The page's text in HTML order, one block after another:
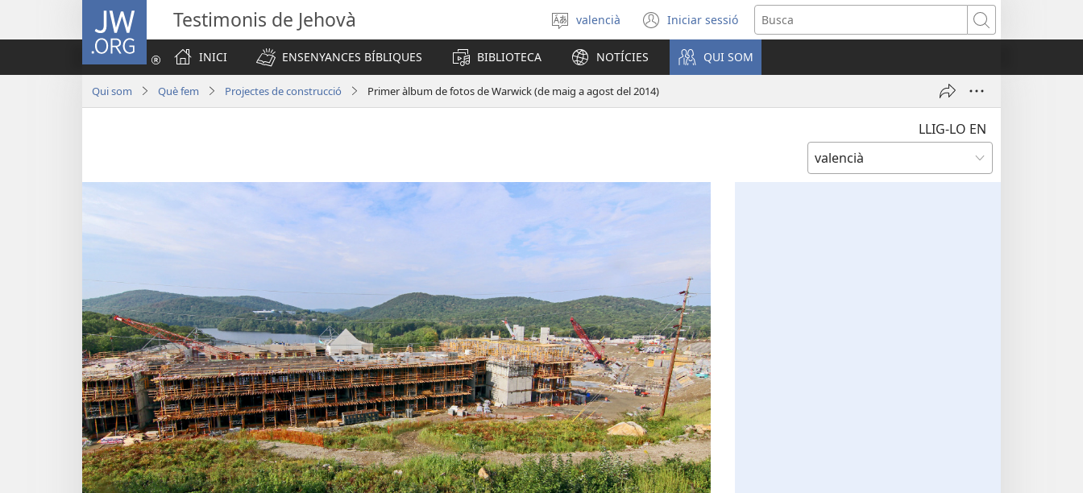
JW.ORG Testimonis de Jehovà
Seleccionar
un
idioma
valencià Iniciar sessió
(obri
en
una
finestra
Busca
INICI
ENSENYANCES BÍBLIQUES BIBLIOTECA NOTÍCIES QUI SOM
Qui som Què fem Projectes de construcció Primer àlbum de fotos de Warwick (de maig a agost del 2014)
LLIG-LO EN